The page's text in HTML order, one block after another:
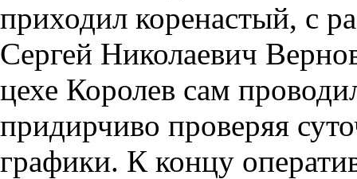
приходил коренастый, с
Сергей Николаевич
цехе Королев сам
придирчиво проверяя
графики. К концу